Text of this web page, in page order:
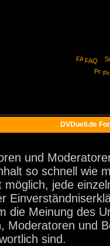
FAQ
DVDuell.de
und
so schnell wie
möglich, jede
die Meinung des
Moderatoren und
sind.